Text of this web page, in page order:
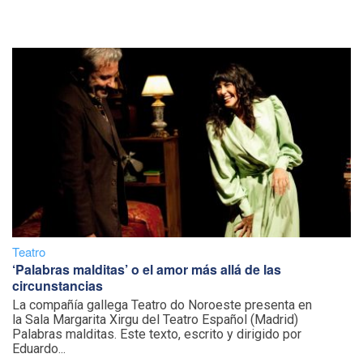
Teatro
‘Palabras malditas’ o el amor más allá de las
circunstancias
La compañía gallega Teatro do Noroeste presenta en
la Sala Margarita Xirgu del Teatro Español (Madrid)
Palabras malditas. Este texto, escrito y dirigido por
Eduardo...